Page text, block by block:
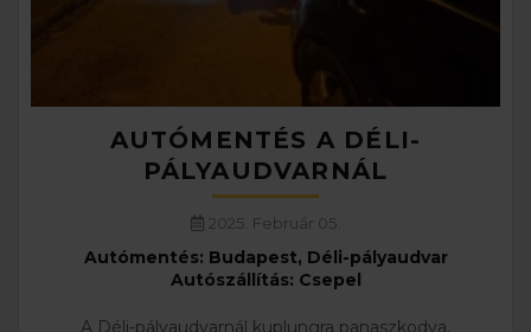
AUTÓMENTÉS A DÉLI-
PÁLYAUDVARNÁL
2025. Február 05.
Autómentés: Budapest, Déli-pályaudvar
Autószállítás: Csepel
A Déli-pályaudvarnál kuplungra panaszkodva,